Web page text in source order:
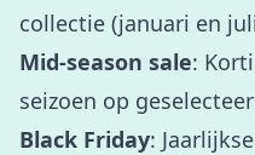
collectie (januari en
Mid-season sale:
seizoen op
Black Friday: